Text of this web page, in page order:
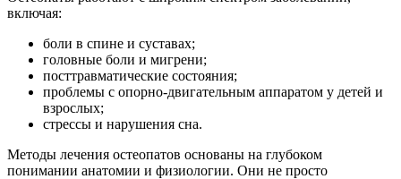
включая:
боли в спине и суставах;
головные боли и мигрени;
посттравматические состояния;
проблемы с опорно-двигательным аппаратом у детей и
взрослых;
стрессы и нарушения сна.
Методы лечения остеопатов основаны на глубоком
понимании анатомии и физиологии. Они не просто